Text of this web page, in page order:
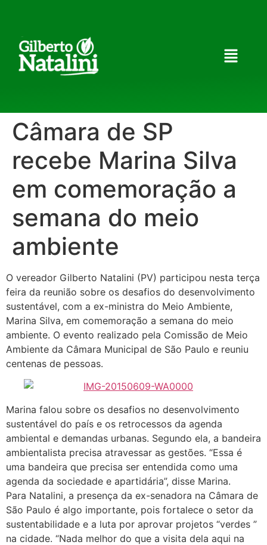
Câmara de SP
recebe Marina Silva
em comemoração a
semana do meio
ambiente
O vereador Gilberto Natalini (PV) participou nesta terça
feira da reunião sobre os desafios do desenvolvimento
sustentável, com a ex-ministra do Meio Ambiente,
Marina Silva, em comemoração a semana do meio
ambiente. O evento realizado pela Comissão de Meio
Ambiente da Câmara Municipal de São Paulo e reuniu
centenas de pessoas.
Marina falou sobre os desafios no desenvolvimento
sustentável do país e os retrocessos da agenda
ambiental e demandas urbanas. Segundo ela, a bandeira
ambientalista precisa atravessar as gestões. “Essa é
uma bandeira que precisa ser entendida como uma
agenda da sociedade e apartidária”, disse Marina.
Para Natalini, a presença da ex-senadora na Câmara de
São Paulo é algo importante, pois fortalece o setor da
sustentabilidade e a luta por aprovar projetos “verdes ”
na cidade. “Nada melhor do que a visita dela aqui na